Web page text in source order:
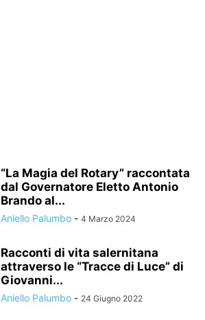
“La Magia del Rotary” raccontata
dal Governatore Eletto Antonio
Brando al...
Aniello Palumbo - 4 Marzo 2024
Racconti di vita salernitana
attraverso le “Tracce di Luce” di
Giovanni...
Aniello Palumbo - 24 Giugno 2022